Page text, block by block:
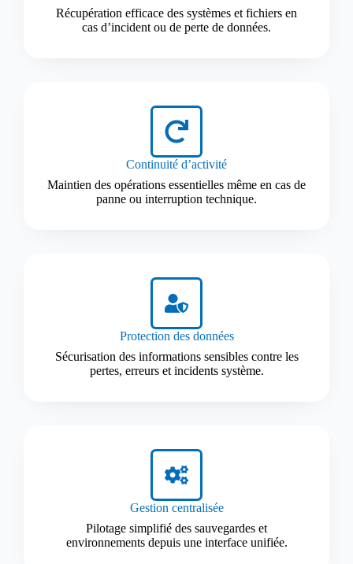
Récupération efficace des systèmes et fichiers en
cas d’incident ou de perte de données.
Continuité d’activité
Maintien des opérations essentielles même en cas de
panne ou interruption technique.
Protection des données
Sécurisation des informations sensibles contre les
pertes, erreurs et incidents système.
Gestion centralisée
Pilotage simplifié des sauvegardes et
environnements depuis une interface unifiée.